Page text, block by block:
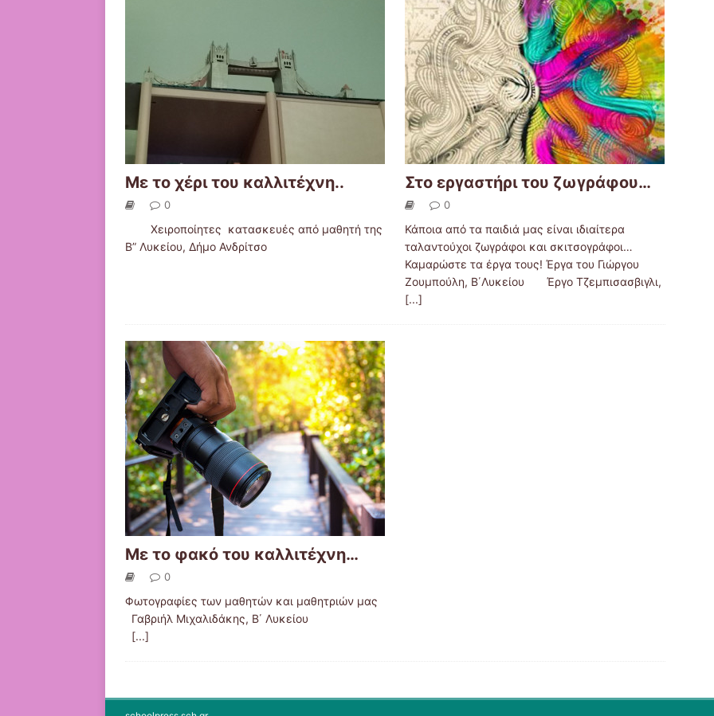
Με το χέρι του καλλιτέχνη..
0
Χειροποίητες κατασκευές από μαθητή της
Β” Λυκείου, Δήμο Ανδρίτσο
Στο εργαστήρι του ζωγράφου…
0
Κάποια από τα παιδιά μας είναι ιδιαίτερα
ταλαντούχοι ζωγράφοι και σκιτσογράφοι…
Καμαρώστε τα έργα τους! Έργα του Γιώργου
Ζουμπούλη, Β΄Λυκείου Έργο Τζεμπισασβιγλι,
[...]
Με το φακό του καλλιτέχνη…
0
Φωτογραφίες των μαθητών και μαθητριών μας
Γαβριήλ Μιχαλιδάκης, Β΄ Λυκείου
[...]